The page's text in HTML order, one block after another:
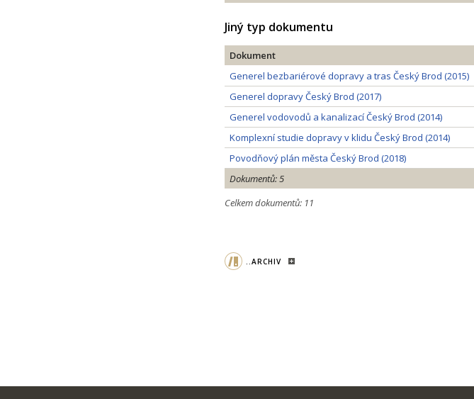
Jiný typ dokumentu
Dokument
Generel bezbariérové dopravy a tras Český Brod (2015)
Generel dopravy Český Brod (2017)
Generel vodovodů a kanalizací Český Brod (2014)
Komplexní studie dopravy v klidu Český Brod (2014)
Povodňový plán města Český Brod (2018)
Dokumentů: 5
Celkem dokumentů: 11
..ARCHIV